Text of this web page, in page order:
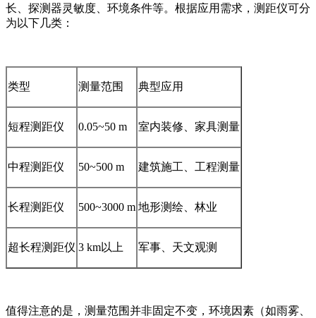
长、探测器灵敏度、环境条件等。根据应用需求，测距仪可分
为以下几类：
类型 测量范围 典型应用
短程测距仪 0.05~50 m 室内装修、家具测量
中程测距仪 50~500 m 建筑施工、工程测量
长程测距仪 500~3000 m 地形测绘、林业
超长程测距仪 3 km以上 军事、天文观测
值得注意的是，测量范围并非固定不变，环境因素（如雨雾、